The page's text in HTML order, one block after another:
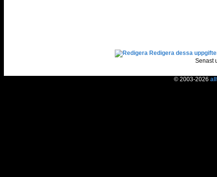
Redigera dessa
Senast
© 2003-2026